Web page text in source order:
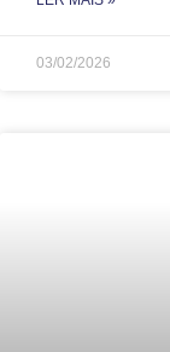
03/02/2026